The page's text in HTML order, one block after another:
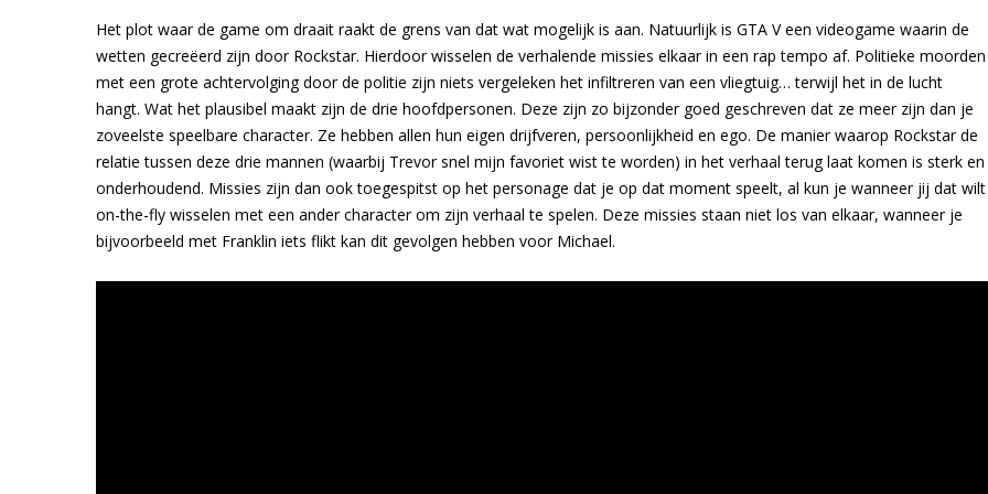
Het plot waar de game om draait raakt de grens van dat wat mogelijk is aan. Natuurlijk is GTA V een videogame waarin de
wetten gecreëerd zijn door Rockstar. Hierdoor wisselen de verhalende missies elkaar in een rap tempo af. Politieke moorden
met een grote achtervolging door de politie zijn niets vergeleken het infiltreren van een vliegtuig… terwijl het in de lucht
hangt. Wat het plausibel maakt zijn de drie hoofdpersonen. Deze zijn zo bijzonder goed geschreven dat ze meer zijn dan je
zoveelste speelbare character. Ze hebben allen hun eigen drijfveren, persoonlijkheid en ego. De manier waarop Rockstar de
relatie tussen deze drie mannen (waarbij Trevor snel mijn favoriet wist te worden) in het verhaal terug laat komen is sterk en
onderhoudend. Missies zijn dan ook toegespitst op het personage dat je op dat moment speelt, al kun je wanneer jij dat wilt
on-the-fly wisselen met een ander character om zijn verhaal te spelen. Deze missies staan niet los van elkaar, wanneer je
bijvoorbeeld met Franklin iets flikt kan dit gevolgen hebben voor Michael.